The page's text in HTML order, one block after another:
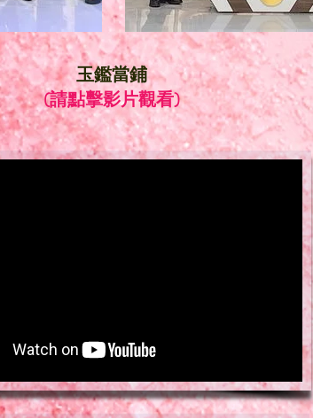
​玉鑑當鋪
(請點擊影片觀看)